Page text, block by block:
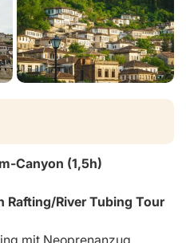
Canyon (1,5h)
Rafting/River Tubing Tour